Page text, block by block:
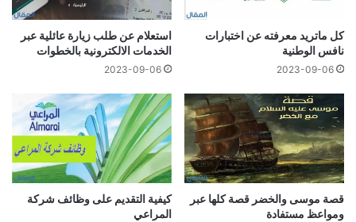
كل ماتريد معرفته عن اختبارات
نافس الوطنية
2023-09-06
استعلام عن طلب زيارة عائلية عبر
الخدمات الالكترونية بالخطوات
2023-09-06
قصة موسى والخضر قصة كلها عبر
ومواعظ مستفادة
كيفية التقديم على وظائف شركة
المراعي